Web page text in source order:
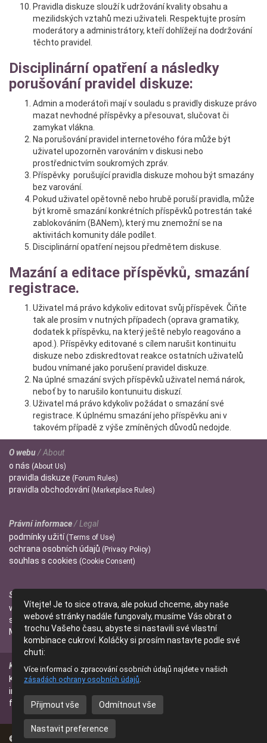
Pravidla diskuze slouží k udržování kvality obsahu a
mezilidských vztahů mezi uživateli. Respektujte prosím
moderátory a administrátory, kteří dohlížejí na dodržování
těchto pravidel.
Disciplinární opatření a následky
porušování pravidel diskuze:
Admin a moderátoři mají v souladu s pravidly diskuze právo
mazat nevhodné příspěvky a přesouvat, slučovat či
zamykat vlákna.
Na porušování pravidel internetového fóra může být
uživatel upozorněn varováním v diskusi nebo
prostřednictvím soukromých zpráv.
Příspěvky porušující pravidla diskuze mohou být smazány
bez varování.
Pokud uživatel opětovně nebo hrubě poruší pravidla, může
být kromě smazání konkrétních příspěvků potrestán také
zablokováním (BANem), který mu znemožní se na
aktivitách komunity dále podílet.
Disciplinární opatření nejsou předmětem diskuse.
Mazání a editace příspěvků, smazání
registrace.
Uživatel má právo kdykoliv editovat svůj příspěvek. Čiňte
tak ale prosím v nutných případech (oprava gramatiky,
dodatek k příspěvku, na který ještě nebylo reagováno a
apod.). Příspěvky editované s cílem narušit kontinuitu
diskuze nebo zdiskredtovat reakce ostatních uživatelů
budou vnímané jako porušení pravidel diskuze.
Na úplné smazání svých příspěvků uživatel nemá nárok,
neboť by to narušilo kontunuitu diskuzí.
Uživatel má právo kdykoliv požádat o smazání své
registrace. K úplnému smazání jeho příspěvku ani v
takovém případě z výše zmíněných důvodů nedojde.
O webu/ About
o nás (About Us)
pravidla diskuze (Forum Rules)
pravidla obchodování (Marketplace Rules)
Právní informace/ Legal
podmínkyužití (Terms of Use)
ochrana osobních údajů (Privacy Policy)
souhlas s cookies (Cookie Consent)
Správci
wendulka
slniecko
Mitzi
Kontakt / Contact
Kontaktujte nás(Contact Us)
info@parfumanie.cz
facebook.com/parfumaniecz
© 2014 - 2026parfumanie.cz
Vítejte! Je to sice otrava, ale pokud chceme, aby naše
webové stránky nadále fungovaly, musíme Vás obrat o
trochu Vašeho času, abyste si nastavili své vlastní
kombinace cukroví. Koláčky si prosím nastavte podle své
chuti:
Více informací o zpracování osobních údajů najdete v našich
zásadách ochrany osobních údajů.
Přijmout vše Odmítnout vše
Nastavit preference